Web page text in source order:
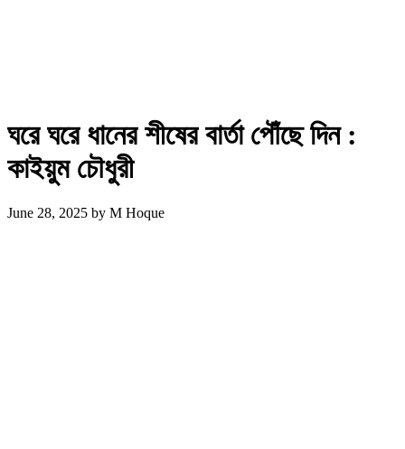
ঘরে ঘরে ধানের শীষের বার্তা পৌঁছে দিন :
কাইয়ুম চৌধুরী
June 28, 2025 by M Hoque